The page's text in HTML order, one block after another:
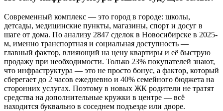
Современный комплекс — это город в городе: школы,
детсады, медицинские пункты, магазины, спорт и досуг в
шаге от дома. По анализу 2847 сделок в Новосибирске в 2025-
м, именно транспортная и социальная доступность —
главный фактор, влияющий на цену квартиры и её быструю
продажу при необходимости. Только 23% покупателей знают,
что инфраструктура — это не просто бонус, а фактор, который
сберегает до 2 часов ежедневно и 40% семейного бюджета на
сторонних услугах. Поэтому в новых ЖК родители не тратят
средства на дополнительные кружки в центре — всё
находится буквально в соседнем подъезде или дворе.